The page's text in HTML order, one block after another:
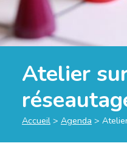
Atelier
Accueil > Agenda >